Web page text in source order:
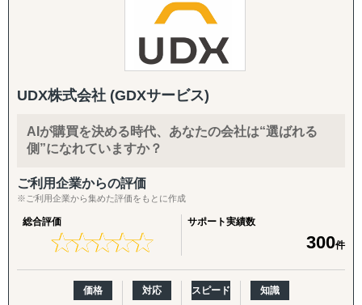
【パッケージに追加・継続できる支援メニュー】
導入企業さまのニーズに応じ、以下のオプション・中長期
施策を柔軟に組み合わせてご提供します。
英語クリエイティブ：
英語HP／LP制作、展示会配布用チラシ（One Pager）、カ
FDA・規制対応の拡張：
輸出・物流：
輸出入代行、最適な物流体制の構築、現地在庫セットアッ
プ、現地ロジスティクス構築
現地活動：
展示会出展支援（市場調査・参加・企業面談・ブース出展
働した伴走型ハンズオン支援、顧客ニーズに応じた柔軟な
・マッキンゼー/ボストンコンサルティンググループ/ゴー
ルドマンサックス/P&G/Google出身者が、グローバルノウ
・コンサルティング事業と併行して、当社グループで展開
教育など）の海外展開実績に基づく、実践的なアドバイス
を提供
＜支援スコープ＞
ーション構築、M&A、海外営業/顧客獲得、現地事業マネ
ジメントまで、一気通貫で支援
で、企業規模を問わずに多様な海外進出ニーズに応じたソ
リューションを提供
UDX株式会社 (GDXサービス)
AIが購買を決める時代、あなたの会社は“選ばれる
側”になれていますか？
ご利用企業からの評価
※ご利用企業から集めた評価をもとに作成
総合評価
★★★★★
★★★★★
サポート実績数
300件
価格 対応 スピード 知識